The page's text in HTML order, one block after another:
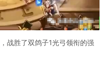
，战胜了双鸽子1光弓领衔的强